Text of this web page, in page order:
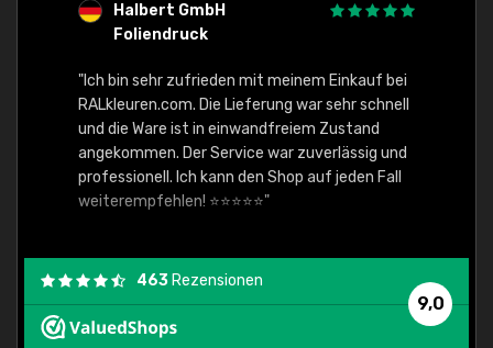
Halbert GmbH
Foliendruck
"Ich bin sehr zufrieden mit meinem Einkauf bei
RALkleuren.com. Die Lieferung war sehr schnell
und die Ware ist in einwandfreiem Zustand
angekommen. Der Service war zuverlässig und
professionell. Ich kann den Shop auf jeden Fall
weiterempfehlen! ⭐⭐⭐⭐⭐"
9,0
463 Rezensionen